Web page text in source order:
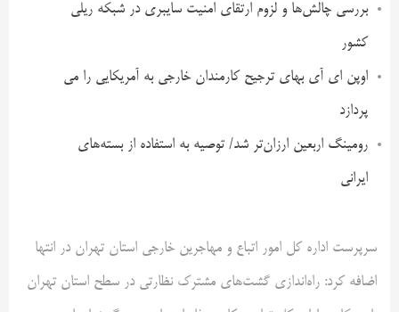
بررسی چالش‌ها و لزوم ارتقای امنیت سایبری در شبکه ریلی
کشور
اوپن ای آی بهای ترجیح کارمندان خارجی به آمریکایی را می
پردازد
رومینگ اربعین ارزان‌تر شد/ توصیه به استفاده از بسته‌های
ایرانی
سرپرست اداره کل امور اتباع و مهاجرین خارجی استان تهران در انتها
اضافه کرد: راه‌اندازی گشت‌های مشترک نظارتی در سطح استان تهران